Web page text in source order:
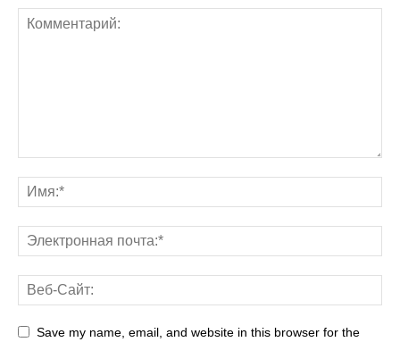
Save my name, email, and website in this browser for the